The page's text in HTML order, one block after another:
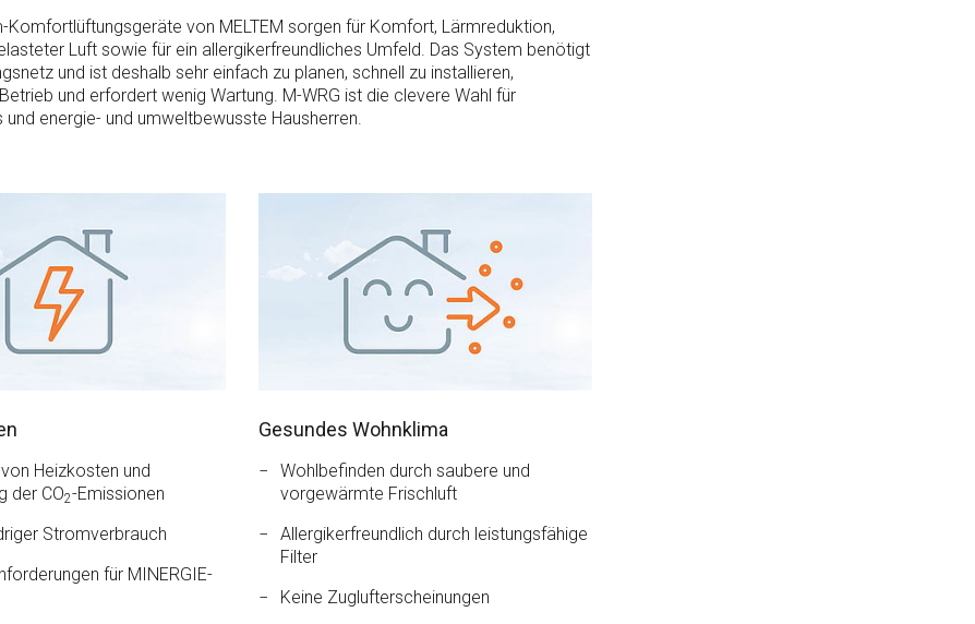
Komfortlüftungsgeräte von MELTEM sorgen für Komfort, Lärmreduktion,
Luft sowie für ein allergikerfreundliches Umfeld. Das System benötigt
und ist deshalb sehr einfach zu planen, schnell zu installieren,
und erfordert wenig Wartung. M-WRG ist die clevere Wahl für
und energie- und umweltbewusste Hausherren.
Heizkosten und
der CO2-Emissionen
Stromverbrauch
für MINERGIE-
Gesundes Wohnklima
Wohlbefinden durch saubere und
vorgewärmte Frischluft
Allergikerfreundlich durch leistungsfähige
Filter
Keine Zuglufterscheinungen